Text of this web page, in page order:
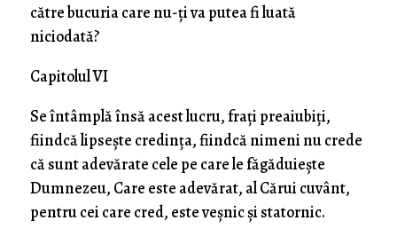
către bucuria care nu-ţi va putea fi luată
niciodată?
Capitolul VI
Se întâmplă însă acest lucru, fraţi preaiubiţi,
fiindcă lipseşte credinţa, fiindcă nimeni nu crede
că sunt adevărate cele pe care le făgăduieşte
Dumnezeu, Care este adevărat, al Cărui cuvânt,
pentru cei care cred, este veşnic şi statornic.